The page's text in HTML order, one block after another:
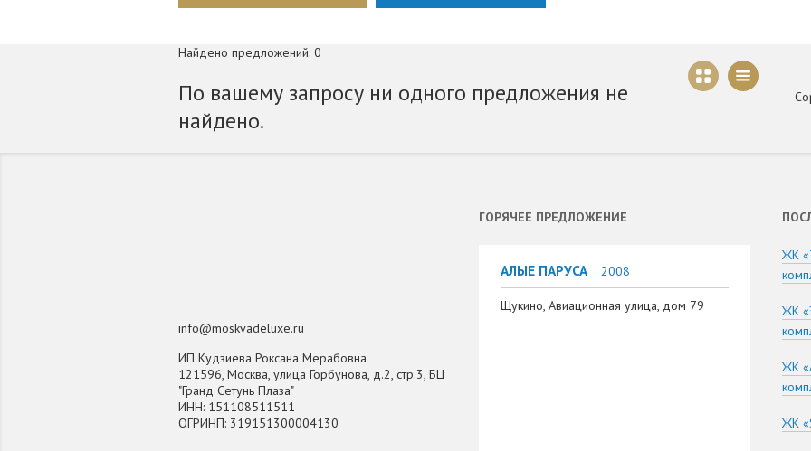
Найдено предложений: 0
По вашему запросу ни одного предложения не
найдено.
info@moskvadeluxe.ru
ИП Кудзиева Роксана Мерабовна
121596, Москва, улица Горбунова, д.2, стр.3, БЦ
"Гранд Сетунь Плаза"
ИНН: 151108511511
ОГРИНП: 319151300004130
ГОРЯЧЕЕ ПРЕДЛОЖЕНИЕ
АЛЫЕ ПАРУСА 2008
Щукино, Авиационная улица, дом 79
ЖК
ЖК
ЖК
ЖК